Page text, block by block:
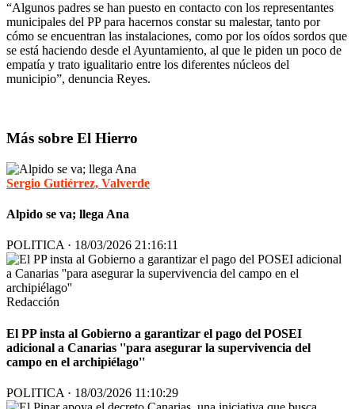
“Algunos padres se han puesto en contacto con los representantes
municipales del PP para hacernos constar su malestar, tanto por
cómo se encuentran las instalaciones, como por los oídos sordos que
se está haciendo desde el Ayuntamiento, al que le piden un poco de
empatía y trato igualitario entre los diferentes núcleos del
municipio”, denuncia Reyes.
Más sobre El Hierro
Sergio Gutiérrez, Valverde
Alpido se va; llega Ana
POLITICA · 18/03/2026 21:16:11
Redacción
El PP insta al Gobierno a garantizar el pago del POSEI
adicional a Canarias ''para asegurar la supervivencia del
campo en el archipiélago''
POLITICA · 18/03/2026 11:10:29